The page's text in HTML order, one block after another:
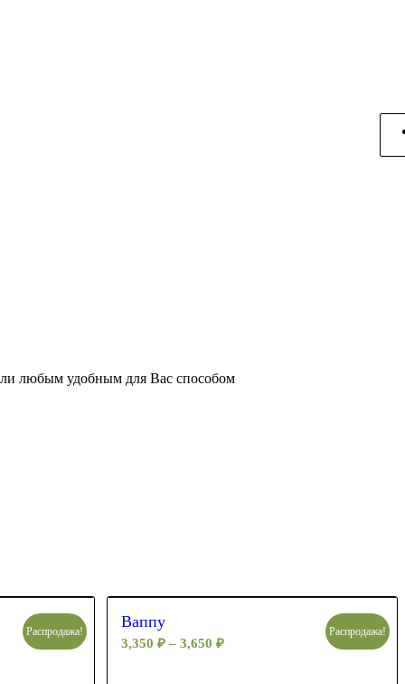
любым удобным для Вас способом
Распродажа!
Ваппу
3,350 ₽– 3,650 ₽
Распродажа!